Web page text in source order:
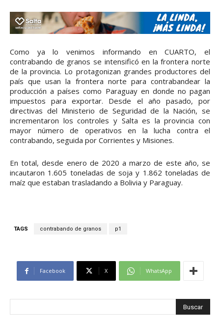
Como ya lo venimos informando en CUARTO, el
contrabando de granos se intensificó en la frontera norte
de la provincia. Lo protagonizan grandes productores del
país que usan la frontera norte para contrabandear la
producción a países como Paraguay en donde no pagan
impuestos para exportar. Desde el año pasado, por
directivas del Ministerio de Seguridad de la Nación, se
incrementaron los controles y Salta es la provincia con
mayor número de operativos en la lucha contra el
contrabando, seguida por Corrientes y Misiones.
En total, desde enero de 2020 a marzo de este año, se
incautaron 1.605 toneladas de soja y 1.862 toneladas de
maíz que estaban trasladando a Bolivia y Paraguay.
TAGS contrabando de granos p1
Facebook X WhatsApp